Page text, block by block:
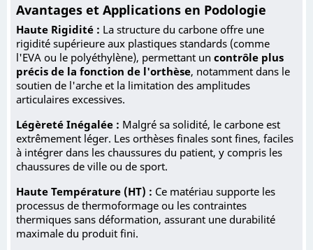
Avantages et Applications en Podologie
Haute Rigidité : La structure du carbone offre une
rigidité supérieure aux plastiques standards (comme
l'EVA ou le polyéthylène), permettant un contrôle plus
précis de la fonction de l'orthèse, notamment dans le
soutien de l'arche et la limitation des amplitudes
articulaires excessives.
Légèreté Inégalée : Malgré sa solidité, le carbone est
extrêmement léger. Les orthèses finales sont fines, faciles
à intégrer dans les chaussures du patient, y compris les
chaussures de ville ou de sport.
Haute Température (HT) : Ce matériau supporte les
processus de thermoformage ou les contraintes
thermiques sans déformation, assurant une durabilité
maximale du produit fini.